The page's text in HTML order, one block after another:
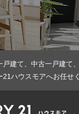
戸建て、中古一戸建て
ハウスモアへお任せ